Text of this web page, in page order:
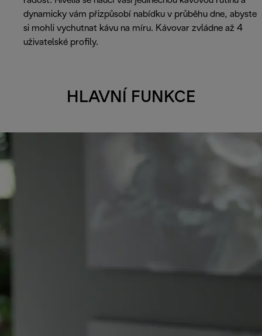
dynamicky vám přizpůsobí nabídku v průběhu dne, abyste
si mohli vychutnat kávu na míru. Kávovar zvládne až 4
uživatelské profily.
HLAVNÍ FUNKCE